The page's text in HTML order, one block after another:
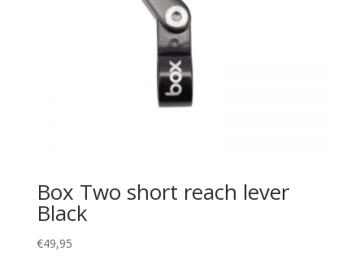
Box Two short reach lever
Black
€49,95